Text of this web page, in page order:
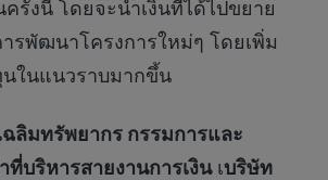
รั้งนี้ โดยจะนำเงินที่ได้ไปขยาย
รพัฒนาโครงการใหม่ๆ โดยเพิ่ม
ในแนวราบมากขึ้น
ฉลิมทรัพยากร กรรมการและ
ที่บริหารสายงานการเงินเบริษัท